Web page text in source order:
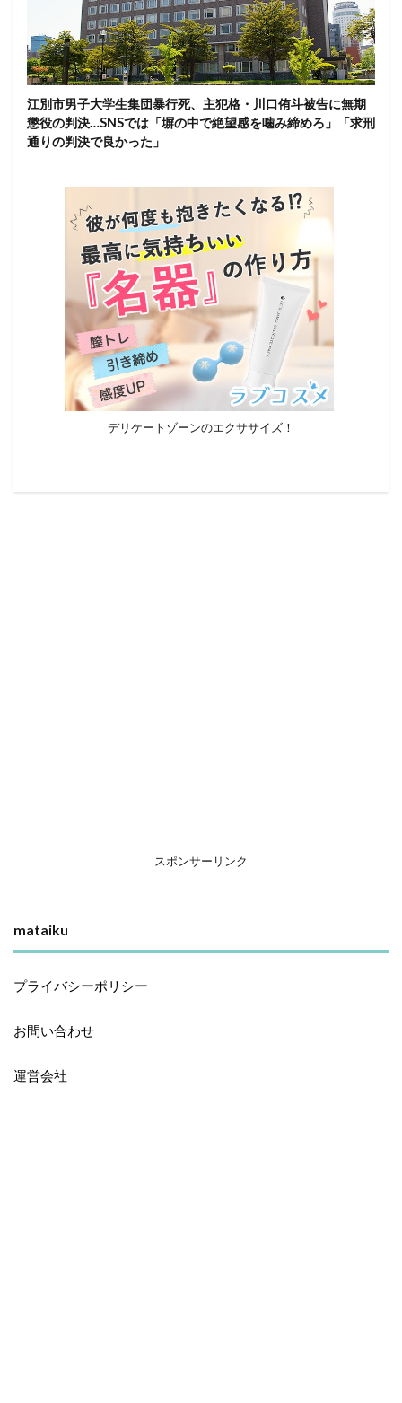
江別市男子大学生集団暴行死、主犯格・川口侑斗被告に無期
懲役の判決…SNSでは「塀の中で絶望感を噛み締めろ」「求刑
通りの判決で良かった」
デリケートゾーンのエクササイズ！
スポンサーリンク
mataiku
プライバシーポリシー
お問い合わせ
運営会社